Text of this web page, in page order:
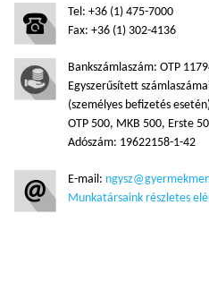
Tel: +36 (1) 475-7000
Fax: +36 (1) 302-4136
Bankszámlaszám: OTP
Egyszerűsített
(személyes befizetés
OTP 500, MKB 500, Erste
Adószám: 19622158-1-42
E-mail:
Munkatársaink részletes